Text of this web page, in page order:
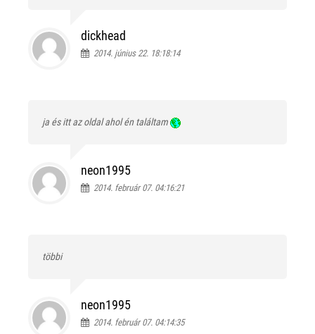
dickhead
2014. június 22. 18:18:14
ja és itt az oldal ahol én találtam
neon1995
2014. február 07. 04:16:21
többi
neon1995
2014. február 07. 04:14:35